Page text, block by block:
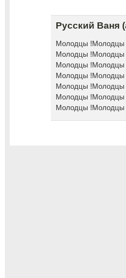
Русский Ваня
Молодцы
Молодцы
Молодцы
Молодцы
Молодцы
Молодцы
Молодцы